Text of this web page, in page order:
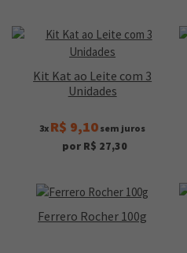
Kit Kat ao Leite com 3
Unidades
3x R$ 9,10 sem juros
por R$ 27,30
Ferrero Rocher 100g